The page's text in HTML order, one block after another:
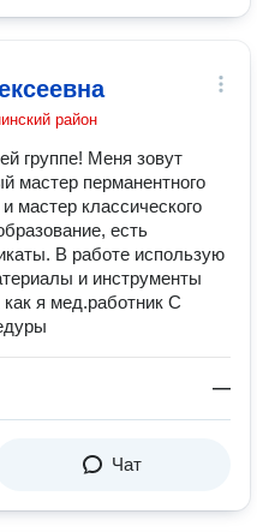
район
группе! Меня зовут
мастер перманентного
мастер классического
есть
В работе использую
и инструменты
я мед.работник С
—
Чат